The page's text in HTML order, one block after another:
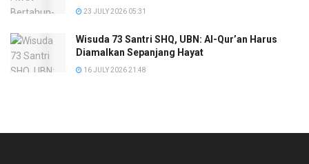
23 JULY 2026 05:31
Wisuda 73 Santri SHQ, UBN: Al-Qur’an Harus
Diamalkan Sepanjang Hayat
16 JULY 2026 21:48